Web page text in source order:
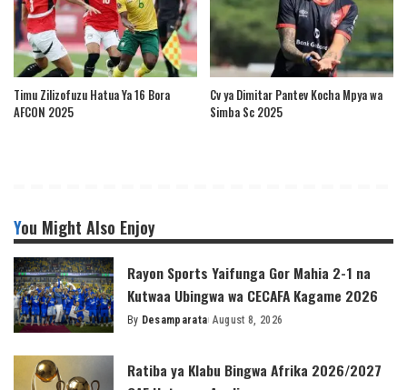
Timu Zilizofuzu Hatua Ya 16 Bora
AFCON 2025
Cv ya Dimitar Pantev Kocha Mpya wa
Simba Sc 2025
You Might Also Enjoy
Rayon Sports Yaifunga Gor Mahia 2-1 na
Kutwaa Ubingwa wa CECAFA Kagame 2026
Posted
By Desamparata August 8, 2026
Ratiba ya Klabu Bingwa Afrika 2026/2027